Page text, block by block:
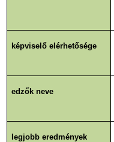
képviselő elérhetősége
edzők neve
legjobb eredmények